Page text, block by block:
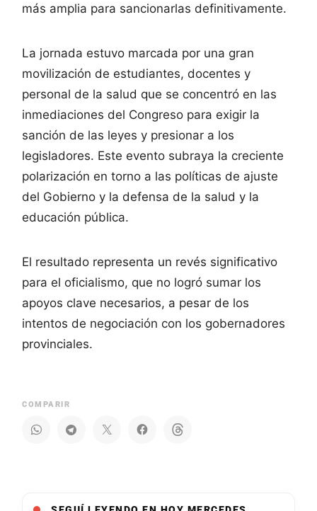
más amplia para sancionarlas definitivamente.
La jornada estuvo marcada por una gran
movilización de estudiantes, docentes y
personal de la salud que se concentró en las
inmediaciones del Congreso para exigir la
sanción de las leyes y presionar a los
legisladores. Este evento subraya la creciente
polarización en torno a las políticas de ajuste
del Gobierno y la defensa de la salud y la
educación pública.
El resultado representa un revés significativo
para el oficialismo, que no logró sumar los
apoyos clave necesarios, a pesar de los
intentos de negociación con los gobernadores
provinciales.
COMPARIR